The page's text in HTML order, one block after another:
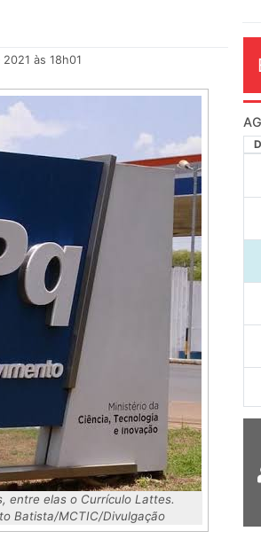
às 18h01
entre elas o Currículo Lattes.
Batista/MCTIC/Divulgação